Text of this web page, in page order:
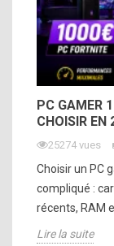
PC GAMER
CHOISIR
25274 vues
Choisir un PC
compliqué :
récents, RAM
Lire la suite